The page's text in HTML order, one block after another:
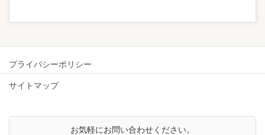
プライバシーポリシー
サイトマップ
お気軽にお問い合わせください。